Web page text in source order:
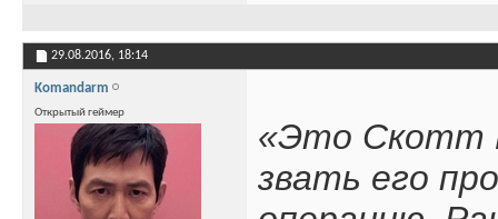
29.08.2016, 18:14
Komandarm
Открытый геймер
«Это Скотт
звать его